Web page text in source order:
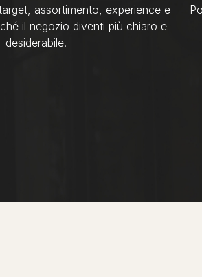
assortimento, experience e
il negozio diventi più chiaro e
desiderabile.